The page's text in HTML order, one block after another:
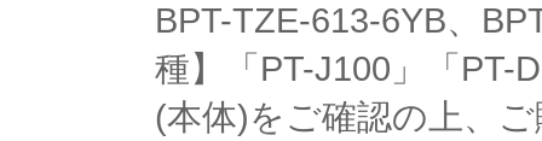
BPT-TZE-613-6YB、
種】「PT-J100」「PT-
(本体)をご確認の上、